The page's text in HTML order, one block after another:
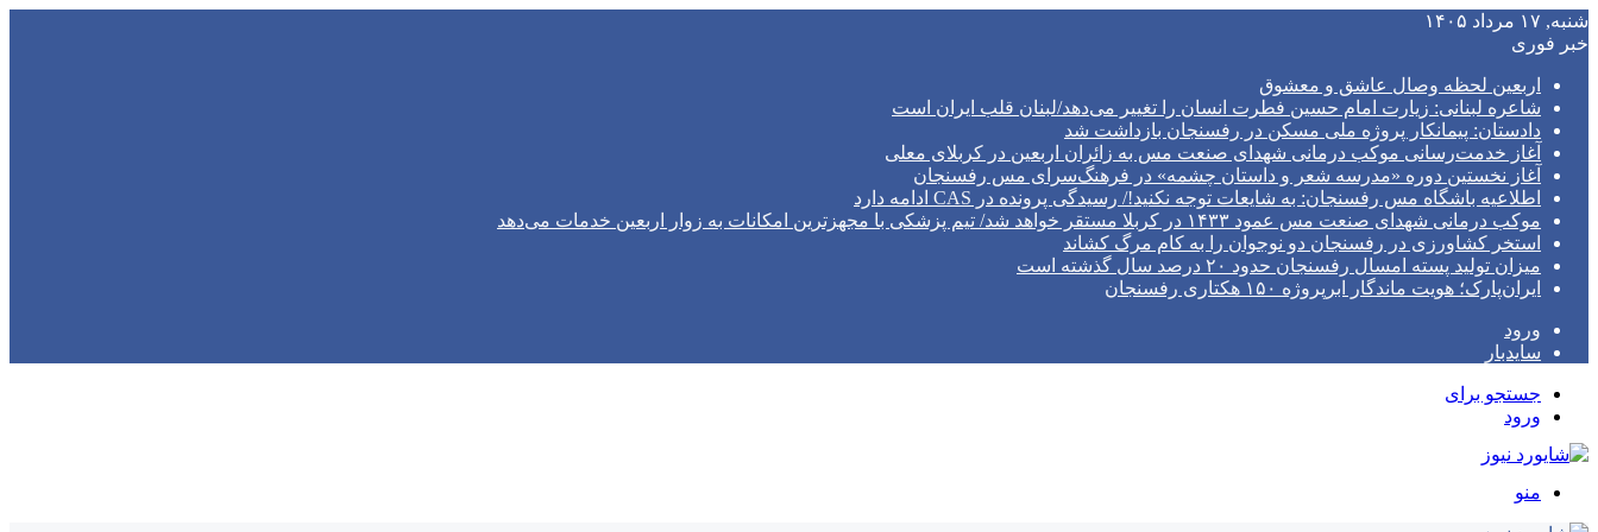
شنبه, ۱۷ مرداد ۱۴۰۵
خبر فوری
اربعین لحظه وصال عاشق و معشوق
شاعره لبنانی: زیارت امام حسین فطرت انسان را تغییر می‌دهد/لبنان قلب ایران است
دادستان: پیمانکار پروژه ملی مسکن در رفسنجان بازداشت شد
آغاز خدمت‌رسانی موکب درمانی شهدای صنعت مس به زائران اربعین در کربلای معلی
آغاز نخستین دوره «مدرسه شعر و داستان چشمه» در فرهنگ‌سرای مس رفسنجان
اطلاعیه باشگاه مس رفسنجان: به شایعات توجه نکنید!/ رسیدگی پرونده در CAS ادامه دارد
موکب درمانی شهدای صنعت مس عمود ۱۴۳۳ در کربلا مستقر خواهد شد/ تیم پزشکی با مجهزترین امکانات به زوار اربعین خدمات می‌دهد
استخر کشاورزی در رفسنجان دو نوجوان را به کام مرگ کشاند
میزان تولید پسته امسال رفسنجان حدود ۲۰ درصد سال گذشته است
ایران‌پارک؛ هویت ماندگار ابرپروژه ۱۵۰ هکتاری رفسنجان
ورود
سایدبار
جستجو برای
ورود
منو